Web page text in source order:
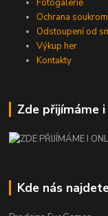
Fotogalerie
Ochrana
Odstoupení od
Výkup her
Kontakty
Zde přijímáme
Kde nás